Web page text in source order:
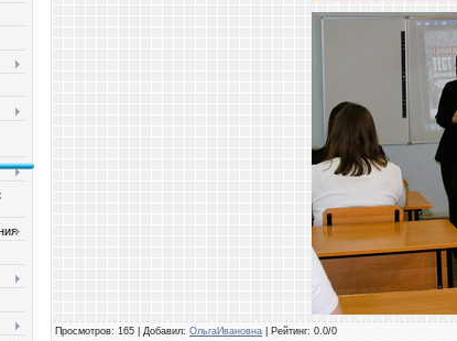
Просмотров: 165 | Добавил: ОльгаИвановна Рейтинг: 0.0/0